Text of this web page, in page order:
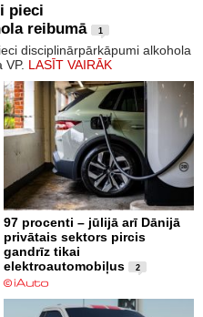
pieci
reibumā
1
disciplinārpārkāpumi alkohola
LASĪT VAIRĀK
97 procenti – jūlijā arī Dānijā
privātais sektors pircis
gandrīz tikai
elektroautomobiļus
2